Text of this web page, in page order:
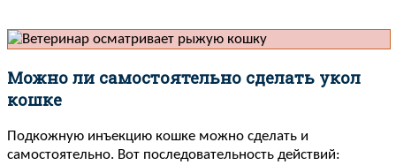
Можно ли самостоятельно сделать укол
кошке
Подкожную инъекцию кошке можно сделать и
самостоятельно. Вот последовательность действий: